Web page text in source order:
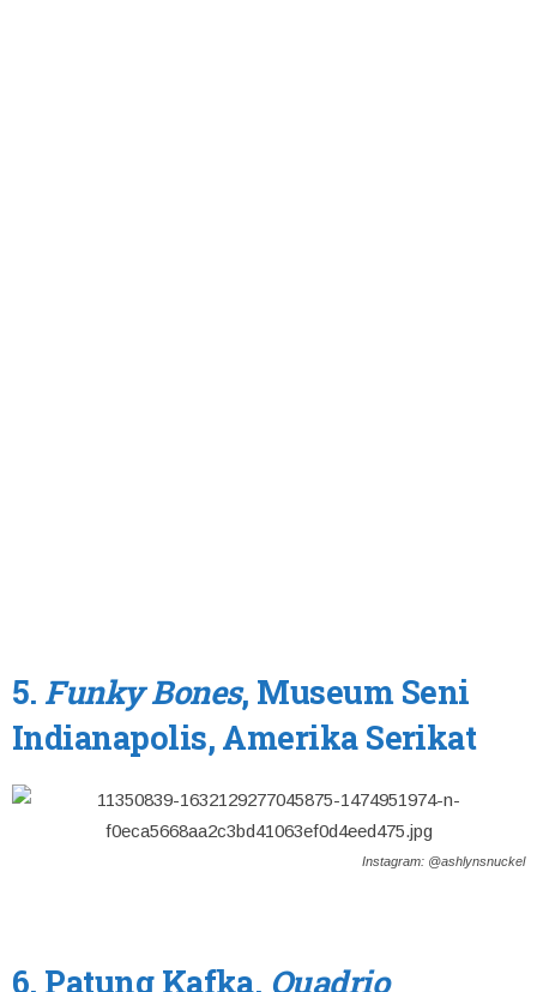
5.Funky Bones, Museum Seni
Indianapolis, Amerika Serikat
Instagram: @ashlynsnuckel
6. Patung Kafka, Quadrio